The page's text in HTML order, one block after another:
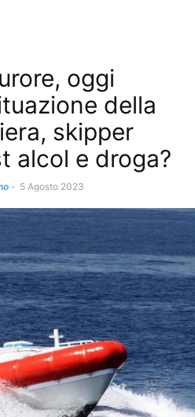
oggi
della
skipper
alcol e droga?
- 5 Agosto 2023